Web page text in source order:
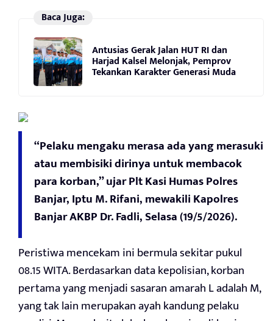
Baca Juga:
Antusias Gerak Jalan HUT RI dan
Harjad Kalsel Melonjak, Pemprov
Tekankan Karakter Generasi Muda
“Pelaku mengaku merasa ada yang merasuki
atau membisiki dirinya untuk membacok
para korban,” ujar Plt Kasi Humas Polres
Banjar, Iptu M. Rifani, mewakili Kapolres
Banjar AKBP Dr. Fadli, Selasa (19/5/2026).
Peristiwa mencekam ini bermula sekitar pukul
08.15 WITA. Berdasarkan data kepolisian, korban
pertama yang menjadi sasaran amarah L adalah M,
yang tak lain merupakan ayah kandung pelaku